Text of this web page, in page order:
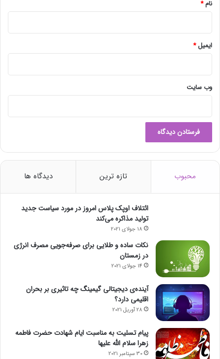
نام*
ایمیل*
وب‌ سایت
محبوب تازه ترین دیدگاه ها
ائتلاف اوپک پلاس امروز در مورد سیاست جدید
تولید مذاکره می‌کند
18 جولای 2021
نکات ساده و طلایی برای صرفه‌جویی مصرف انرژی
در زمستان
14 جولای 2021
آینده‌ی دیجیتالی گیمینگ چه تاثیری بر بحران
اقلیمی دارد؟
28 آوریل 2021
پیام تسلیت به مناسبت ایام شهادت حضرت فاطمه
زهرا سلام الله علیها
30 سپتامبر 2021